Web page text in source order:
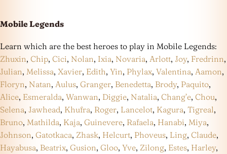
Mobile Legends
Learn which are the best heroes to play in Mobile Legends:
Zhuxin, Chip, Cici, Nolan, Ixia, Novaria, Arlott, Joy, Fredrinn,
Julian, Melissa, Xavier, Edith, Yin, Phylax, Valentina, Aamon,
Floryn, Natan, Aulus, Granger, Benedetta, Brody, Paquito,
Alice, Esmeralda, Wanwan, Diggie, Natalia, Chang’e, Chou,
Selena, Jawhead, Khufra, Roger, Lancelot, Kagura, Tigreal,
Bruno, Mathilda, Kaja, Guinevere, Rafaela, Hanabi, Miya,
Johnson, Gatotkaca, Zhask, Helcurt, Phoveus, Ling, Claude,
Hayabusa, Beatrix, Gusion, Gloo, Yve, Zilong, Estes, Harley,